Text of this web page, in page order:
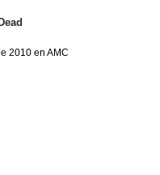
2010 en AMC